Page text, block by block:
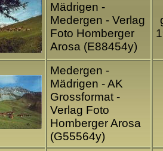
Mädrigen -
Medergen - Verlag
Foto Homberger
Arosa (E88454y)
Medergen -
Mädrigen - AK
Grossformat -
Verlag Foto
Homberger Arosa
(G55564y)